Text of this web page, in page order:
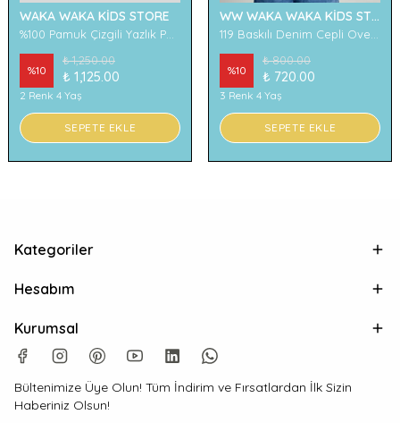
WAKA WAKA KİDS STORE
%10
₺ 1,250.00
₺ 1,125.00
2 Renk 4 Yaş
SEPETE EKLE
WW WAKA WAKA KİDS STORE
%10
₺ 800.00
₺ 720.00
3 Renk 4 Yaş
SEPETE EKLE
Kategoriler
Hesabım
Kurumsal
Bültenimize Üye Olun! Tüm İndirim ve Fırsatlardan İlk Sizin
Haberiniz Olsun!